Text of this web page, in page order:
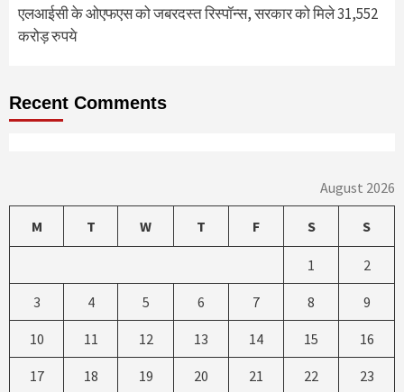
एलआईसी के ओएफएस को जबरदस्त रिस्पॉन्स, सरकार को मिले 31,552
करोड़ रुपये
Recent Comments
August 2026
M T W T F S S
1 2
3 4 5 6 7 8 9
10 11 12 13 14 15 16
17 18 19 20 21 22 23